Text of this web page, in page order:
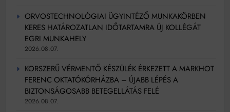
ORVOSTECHNOLÓGIAI ÜGYINTÉZŐ MUNKAKÖRBEN
KERES HATÁROZATLAN IDŐTARTAMRA ÚJ KOLLÉGÁT
EGRI MUNKAHELY
2026.08.07.
KORSZERŰ VÉRMENTŐ KÉSZÜLÉK ÉRKEZETT A MARKHOT
FERENC OKTATÓKÓRHÁZBA – ÚJABB LÉPÉS A
BIZTONSÁGOSABB BETEGELLÁTÁS FELÉ
2026.08.07.